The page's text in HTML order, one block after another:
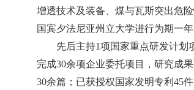
增透技术及装备、煤与瓦斯突出危
国宾夕法尼亚州立大学进行为期一年
先后主持1项国家重点研发计划
完成30余项企业委托项目，研究成
30余篇；已获授权国家发明专利 45